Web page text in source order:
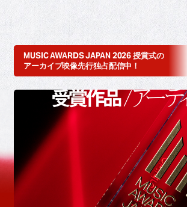
MUSIC AWARDS JAPAN 2026 授賞式の
アーカイブ映像先行独占配信中！